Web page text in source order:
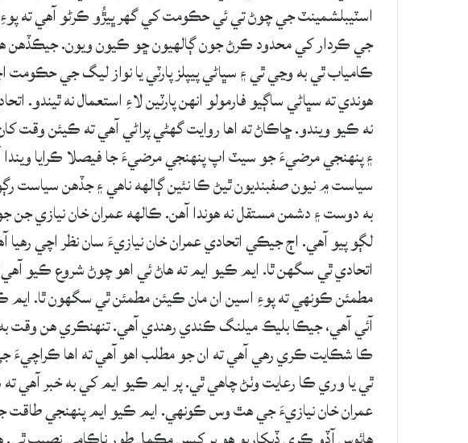
اسٽيبلشمينٽ جي چوڻ تي ئي حڪومت کي گهر ڀيڙُو ڪرڻو آهي ته
جي ڪردار کي محدود ڪرڻ جون ڳالهيون ڇو ڪيون ويون. جيڪڏهن
ڪامياب ٿي به وڃي ٿي ۽ سڀاڻي پيپلز پارٽي يا نواز ليگ جي
هوندي ته سڀاڻي ساڳيو فارمولو انهن پارٽين لاءِ استعمال نه ٿيندو.
نه ڪيو ويندو. ڇاڪاڻ ته اها روايت گهڻي پراڻي آهي ته ڪيئن وقت
۽ پنهنجي مرضيءَ جو سيٽ اپ پنهنجي مرضيءَ جا فيصلا ڪرايا
سياست ۾ نيون صفبنديون ٿيڻ ڪا نئين ڳالهه ناهي ۽ جڏهن سياست
به دوست ۽ دشمن مستقل نه هوندا آهن. ڪالهه عمران خان نيازي
لڳو پيو آهي. اڄ جيڪي اتحادي عمران خان نيازيءَ سان نظر اچي رهيا
اتحادي ٿي سگهن ٿا. ايم ڪيو ايم ته هاڻ ئي اهو چوڻ شروع ڪيو
مطمئن ڪونهي ته پوءِ اسين ان مان ڪيئن مطمئن ٿي سگهون ٿا.
آئي آهي، جيڪا بليڪ ميلنگ ڪندي رهندي آهي. تنهنڪري هن وقت
ڪا شڪايت ڪري رهي آهي ته ان جو مطلب اهو آهي ته اها ڪراچيءَ
ٿي يا وري ڪا رعايت وٺڻ چاهي ٿي. پر ايم ڪيو ايم کي به خبر آهي
عمران خان نيازيءَ جي هٿ وس ڪونهي. ايم ڪيو ايم پنهنجي طاقت